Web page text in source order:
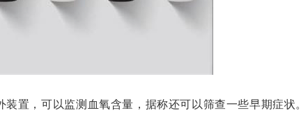
置，可以监测血氧含量，据称还可以筛查一些早期症状。